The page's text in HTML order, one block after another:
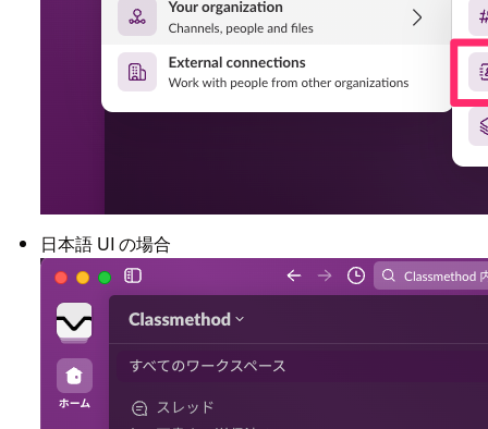
日本語 UI の場合